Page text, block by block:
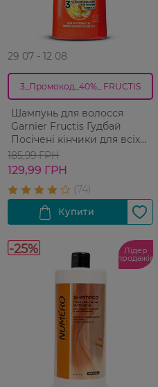
29 07 - 12 08
3_Промокод_40%_ FRUCTIS
Шампунь для волосся
Garnier Fructis Гудбай
Посічені кінчики для всіх
типів волосся 400 мл
185,99 ГРН
129,99 ГРН
-25% Лідер
продажів